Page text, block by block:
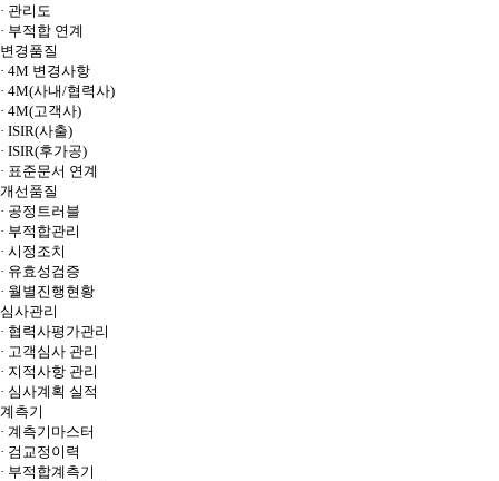
· 관리도
· 부적합 연계
변경품질
· 4M 변경사항
· 4M(사내/협력사)
· 4M(고객사)
· ISIR(사출)
· ISIR(후가공)
· 표준문서 연계
개선품질
· 공정트러블
· 부적합관리
· 시정조치
· 유효성검증
· 월별진행현황
심사관리
· 협력사평가관리
· 고객심사 관리
· 지적사항 관리
· 심사계획 실적
계측기
· 계측기마스터
· 검교정이력
· 부적합계측기